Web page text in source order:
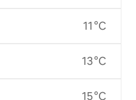
11 °C
13 °C
15 °C